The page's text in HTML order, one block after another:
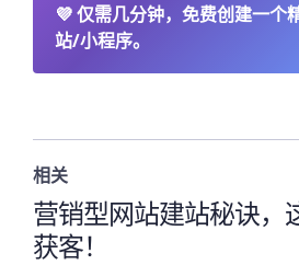
💜仅需几分钟，免费创建一个
站/小程序。
相关
营销型网站建站秘诀，
获客！